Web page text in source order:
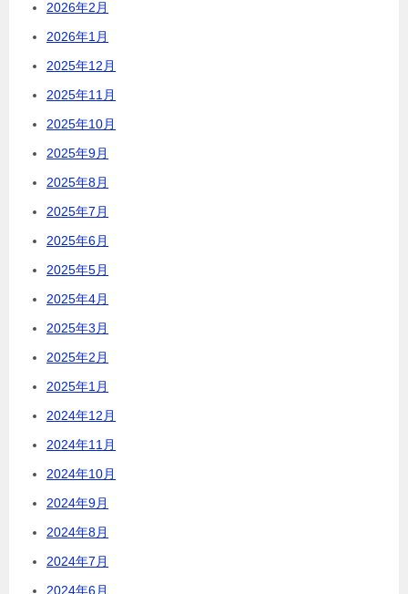
2026年2月
2026年1月
2025年12月
2025年11月
2025年10月
2025年9月
2025年8月
2025年7月
2025年6月
2025年5月
2025年4月
2025年3月
2025年2月
2025年1月
2024年12月
2024年11月
2024年10月
2024年9月
2024年8月
2024年7月
2024年6月